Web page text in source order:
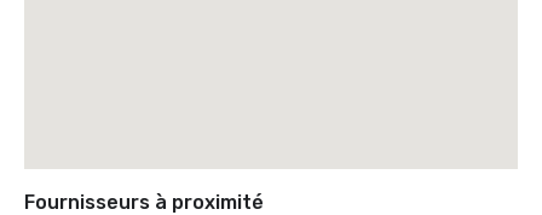
Fournisseurs à proximité